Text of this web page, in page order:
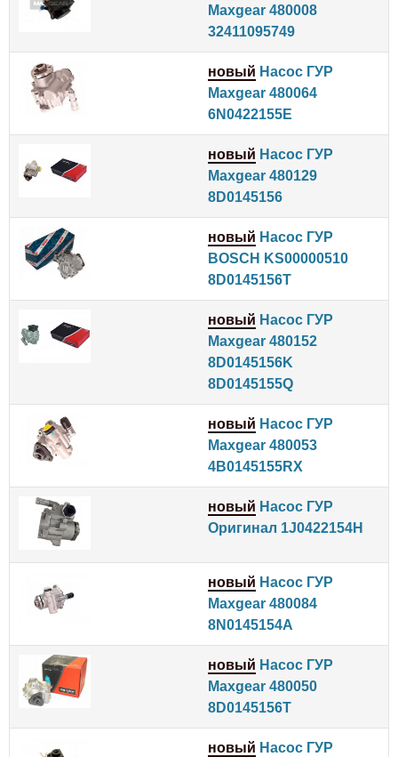
Maxgear 480008
32411095749
новый Насос ГУР
Maxgear 480064
6N0422155E
новый Насос ГУР
Maxgear 480129
8D0145156
новый Насос ГУР
BOSCH KS00000510
8D0145156T
новый Насос ГУР
Maxgear 480152
8D0145156K
8D0145155Q
новый Насос ГУР
Maxgear 480053
4B0145155RX
новый Насос ГУР
Оригинал 1J0422154H
новый Насос ГУР
Maxgear 480084
8N0145154A
новый Насос ГУР
Maxgear 480050
8D0145156T
новый Насос ГУР